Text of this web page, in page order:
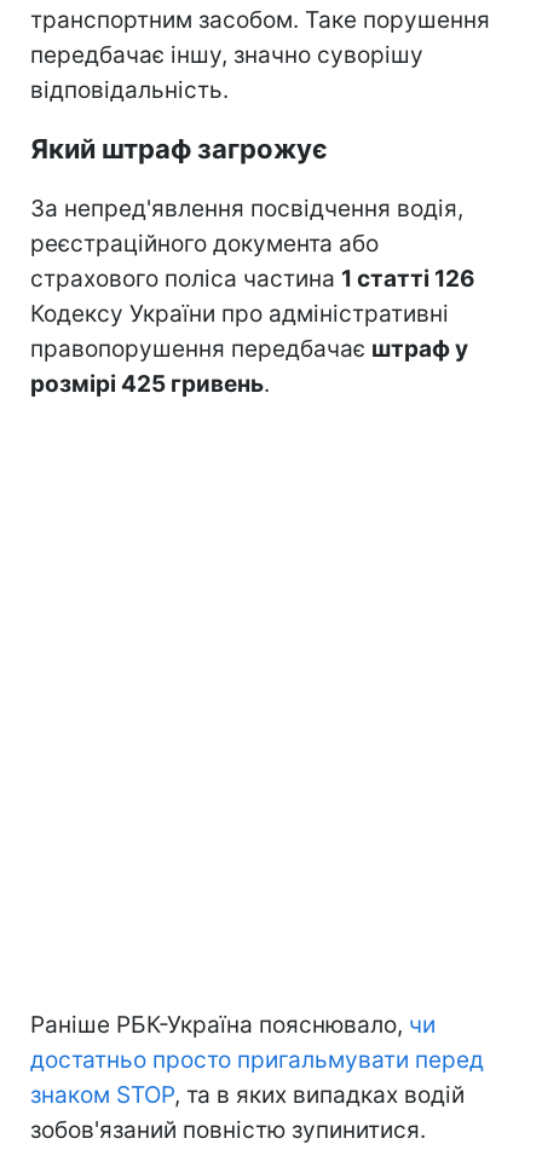
транспортним засобом. Таке порушення
передбачає іншу, значно суворішу
відповідальність.
Який штраф загрожує
За непред'явлення посвідчення водія,
реєстраційного документа або
страхового поліса частина 1 статті 126
Кодексу України про адміністративні
правопорушення передбачає штраф у
розмірі 425 гривень.
Раніше РБК-Україна пояснювало, чи
достатньо просто пригальмувати перед
знаком STOP, та в яких випадках водій
зобов'язаний повністю зупинитися.